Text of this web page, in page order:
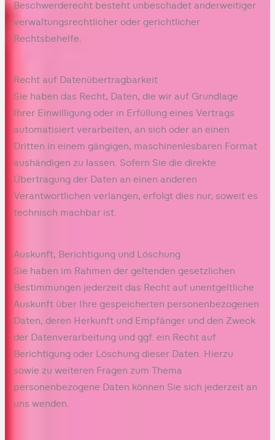
Beschwerderecht besteht unbeschadet anderweitiger
verwaltungsrechtlicher oder gerichtlicher
Rechtsbehelfe.
Recht auf Daten­übertrag­barkeit
Sie haben das Recht, Daten, die wir auf Grundlage
Ihrer Einwilligung oder in Erfüllung eines Vertrags
automatisiert verarbeiten, an sich oder an einen
Dritten in einem gängigen, maschinenlesbaren Format
aushändigen zu lassen. Sofern Sie die direkte
Übertragung der Daten an einen anderen
Verantwortlichen verlangen, erfolgt dies nur, soweit es
technisch machbar ist.
Auskunft, Berichtigung und Löschung
Sie haben im Rahmen der geltenden gesetzlichen
Bestimmungen jederzeit das Recht auf unentgeltliche
Auskunft über Ihre gespeicherten personenbezogenen
Daten, deren Herkunft und Empfänger und den Zweck
der Datenverarbeitung und ggf. ein Recht auf
Berichtigung oder Löschung dieser Daten. Hierzu
sowie zu weiteren Fragen zum Thema
personenbezogene Daten können Sie sich jederzeit an
uns wenden.